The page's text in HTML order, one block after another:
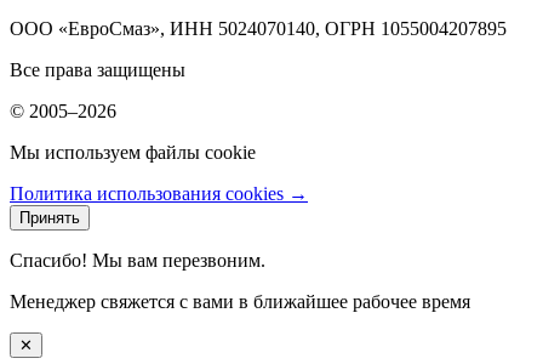
ООО «ЕвроСмаз», ИНН 5024070140, ОГРН 1055004207895
Все права защищены
© 2005–2026
Мы используем файлы cookie
Политика использования cookies →
Принять
Спасибо! Мы вам перезвоним.
Менеджер свяжется с вами в ближайшее рабочее время
✕